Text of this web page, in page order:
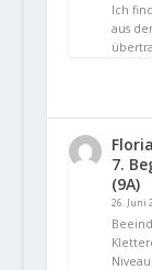
Ich
aus
7.
(9A)
26. Juni